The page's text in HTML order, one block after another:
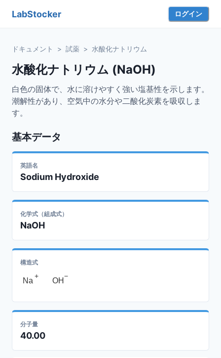
LabStocker ログイン
ドキュメント > 試薬 > 水酸化ナトリウム
水酸化ナトリウム (NaOH)
白色の固体で、水に溶けやすく強い塩基性を示します。
潮解性があり、空気中の水分や二酸化炭素を吸収しま
す。
基本データ
英語名
Sodium Hydroxide
化学式（組成式）
NaOH
構造式
Na
+
OH
−
分子量
40.00